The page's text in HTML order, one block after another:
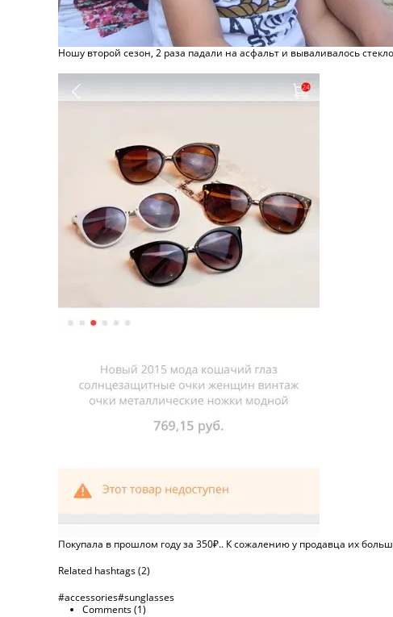
Ношу второй сезон, 2 раза падали на асфальт и вываливалось
Покупала в прошлом году за 350₽.. К сожалению у продавца их
Related hashtags (2)
#accessories#sunglasses
Comments (1)